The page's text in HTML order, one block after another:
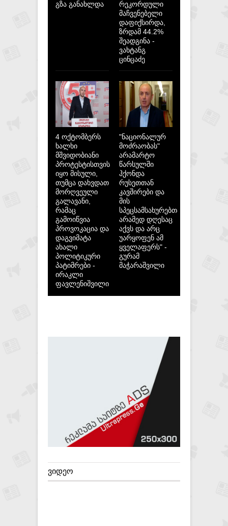
გზა განახლდა
რეკორდული
მაჩვენებელი
დაფიქსირდა,
ზრდამ 44.2%
შეადგინა -
ვახტანგ
ცინცაძე
4 ოქტომბერს
ხალხი
მშვიდობიანი
პროტესტისთვის
იყო მისული,
თუმცა დახვდათ
მორღვეული
გალავანი,
რამაც
გამოიწვია
პროვოკაცია და
დაგვიმატა
ახალი
პოლიტიკური
პატიმრები -
ირაკლი
ფავლენიშვილი
"ნაციონალურ
მოძრაობას"
არამარტო
წარსულში
ჰქონდა
რუსეთთან
კავშირები და
მის
სპეცსამსახურებთან,
არამედ დღესაც
აქვს და არც
უარყოფენ ამ
ყველაფერს" -
გურამ
მაჭარაშვილი
ᲕᲘᲓᲔᲝ